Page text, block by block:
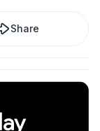
Share